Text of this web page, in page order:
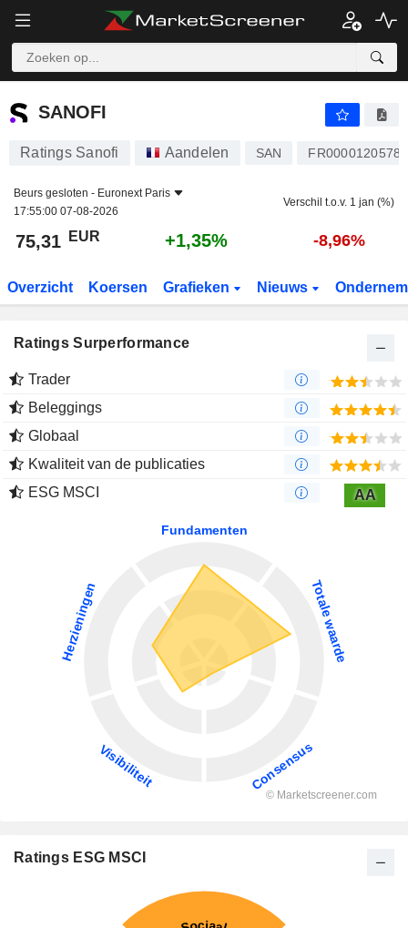
SANOFI
SANOFI
Ratings Sanofi Aandelen SAN FR0000120578
Beurs gesloten - Euronext Paris
17:55:00 07-08-2026
Verschil t.o.v. 1 jan (%)
75,31 EUR +1,35% -8,96%
Overzicht Koersen Grafieken Nieuws
Ratings Surperformance
Trader
Beleggings
Globaal
Kwaliteit van de publicaties
ESG MSCI
AA
Ratings ESG MSCI